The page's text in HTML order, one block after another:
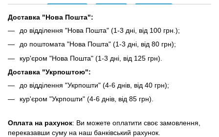
Доставка "Нова Пошта":
до відділення "Нова Пошта" (1-3 дні, від 100 грн.);
до поштомата "Нова Пошта" (1-3 дні, від 80 грн);
кур'єром "Нова Пошта" (1-3 дні, від 125 грн).
Доставка "Укрпоштою":
до відділення "Укрпошти" (4-6 днів, від 40 грн);
кур'єром "Укрпошти" (4-6 днів, від 85 грн).
Оплата на рахунок: Ви можете оплатити своє замовлення,
переказавши суму на наш банківський рахунок.